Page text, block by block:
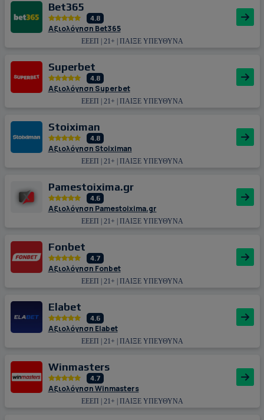
Bet365
4.8
Αξιολόγηση Bet365
ΕΕΕΠ | 21+ | ΠΑΙΞΕ ΥΠΕΥΘΥΝΑ
Superbet
4.8
Αξιολόγηση Superbet
ΕΕΕΠ | 21+ | ΠΑΙΞΕ ΥΠΕΥΘΥΝΑ
Stoiximan
4.8
Αξιολόγηση Stoiximan
ΕΕΕΠ | 21+ | ΠΑΙΞΕ ΥΠΕΥΘΥΝΑ
Pamestoixima.gr
4.6
Αξιολόγηση Pamestoixima.gr
ΕΕΕΠ | 21+ | ΠΑΙΞΕ ΥΠΕΥΘΥΝΑ
Fonbet
4.7
Αξιολόγηση Fonbet
ΕΕΕΠ | 21+ | ΠΑΙΞΕ ΥΠΕΥΘΥΝΑ
Εlabet
4.6
Αξιολόγηση Εlabet
ΕΕΕΠ | 21+ | ΠΑΙΞΕ ΥΠΕΥΘΥΝΑ
Winmasters
4.7
Αξιολόγηση Winmasters
ΕΕΕΠ | 21+ | ΠΑΙΞΕ ΥΠΕΥΘΥΝΑ